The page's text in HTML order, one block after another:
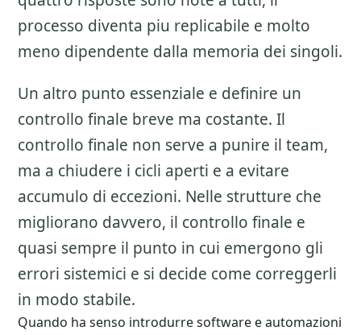
processo diventa piu replicabile e molto
meno dipendente dalla memoria dei singoli.
Un altro punto essenziale e definire un
controllo finale breve ma costante. Il
controllo finale non serve a punire il team,
ma a chiudere i cicli aperti e a evitare
accumulo di eccezioni. Nelle strutture che
migliorano davvero, il controllo finale e
quasi sempre il punto in cui emergono gli
errori sistemici e si decide come correggerli
in modo stabile.
Quando ha senso introdurre software e automazioni